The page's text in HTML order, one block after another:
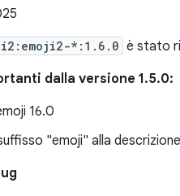
*:1.6.0 è stato
dalla versione 1.5.0:
16.0
"emoji" alla